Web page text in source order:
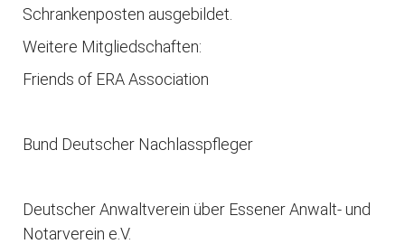
Schrankenposten ausgebildet.
Weitere Mitgliedschaften:
Friends of ERA Association
Bund Deutscher Nachlasspfleger
Deutscher Anwaltverein über Essener Anwalt- und
Notarverein e.V.